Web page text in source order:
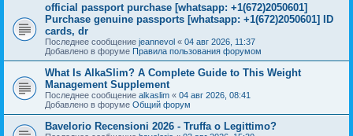
official passport purchase [whatsapp: +1(672)2050601]
Purchase genuine passports [whatsapp: +1(672)2050601] ID
cards, dr
Последнее сообщение jeannevol « 04 авг 2026, 11:37
Добавлено в форуме Правила пользования форумом
What Is AlkaSlim? A Complete Guide to This Weight
Management Supplement
Последнее сообщение alkaslim « 04 авг 2026, 08:41
Добавлено в форуме Общий форум
Bavelorio Recensioni 2026 - Truffa o Legittimo?